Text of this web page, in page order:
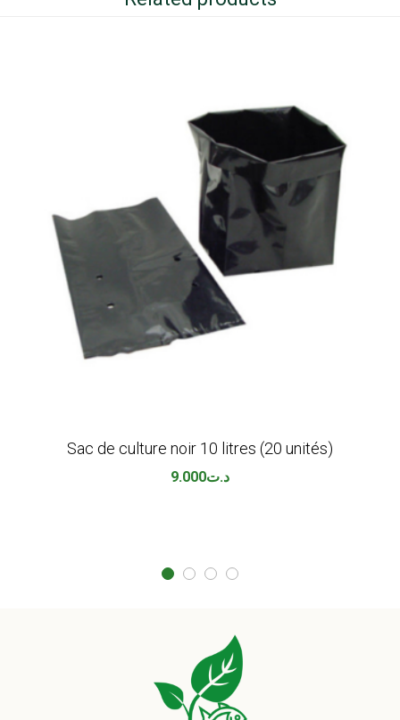
Sac de culture noir 10 litres (20 unités)
د.ت9.000